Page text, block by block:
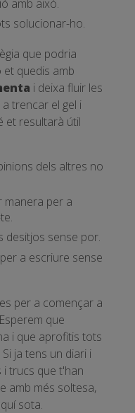
amb això.
solucionar-ho.
que podria
quedis amb
i deixa fluir les
trencar el gel i
et resultarà útil
dels altres no
manera per a
desitjos sense por.
a escriure sense
per a començar a
que
i que aprofitis tots
ja tens un diari i
trucs que t'han
amb més soltesa,
sota.